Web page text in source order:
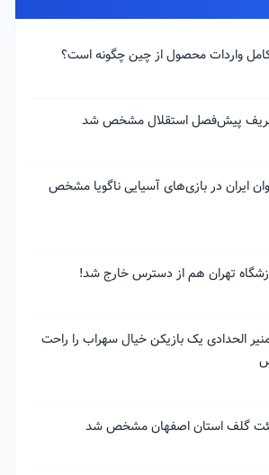
واردات محصول از چین چگونه است؟
پیش‌فصل استقلال مشخص شد
ایران در بازی‌های آسیایی ناگویا مشخص
تهران هم از دسترس خارج شد!
الحدادی یک بازیکن خیال سهراب را راحت
گلف استان اصفهان مشخص شد